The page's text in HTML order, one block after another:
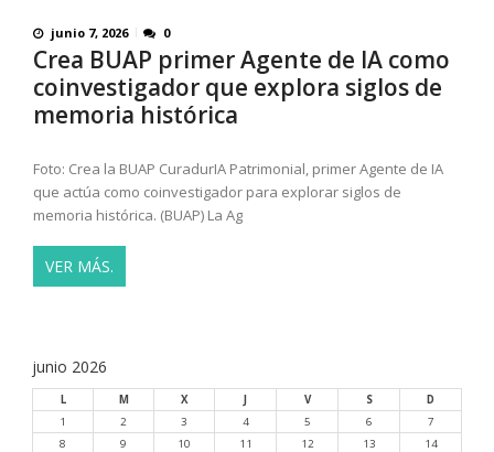
junio 7, 2026 0
Crea BUAP primer Agente de IA como
coinvestigador que explora siglos de
memoria histórica
Foto: Crea la BUAP CuradurIA Patrimonial, primer Agente de IA
que actúa como coinvestigador para explorar siglos de
memoria histórica. (BUAP) La Ag
VER MÁS.
junio 2026
L M X J V S
D
1
2 3 4 5 6
7
8
9 10 11 12 13
14